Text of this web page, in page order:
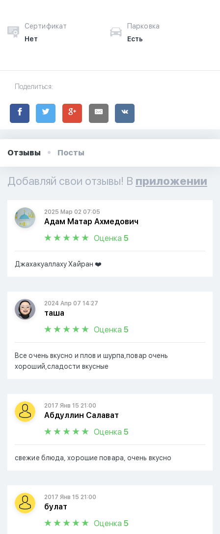
Сертификат
Нет
Парковка
Есть
Поделиться:
Отзывы Посты
Добавляй свои отзывы! В приложении
2025 Мар 02 07:05
Адам Матар Ахмедович
Оценка 5
Джахакуаллаху Хайран ❤️
2024 Апр 07 14:27
таша
Оценка 5
Все очень вкусно и плов и шурпа,повар очень
хороший,сладости вкусные
2017 Янв 15 21:00
Абдуллин Салават
Оценка 5
свежие блюда, хорошие повара, очень вкусно
2017 Янв 15 21:00
булат
Оценка 5